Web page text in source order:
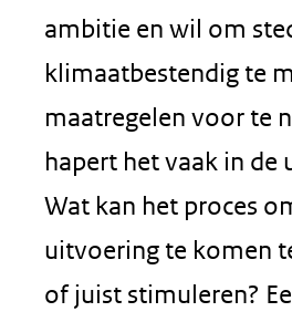
ambitie en wil om
klimaatbestendig te
maatregelen voor te
hapert het vaak in de
Wat kan het proces
uitvoering te komen
of juist stimuleren?